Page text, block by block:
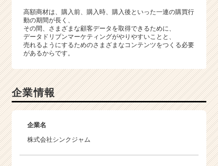
高額商材は、購入前、購入時、購入後といった一連の購買行
動の期間が長く、
その間、さまざまな顧客データを取得できるために、
データドリブンマーケティングがやりやすいことと、
売れるようにするためのさまざまなコンテンツをつくる必要
があるからです。
企業情報
企業名
株式会社シンクジャム